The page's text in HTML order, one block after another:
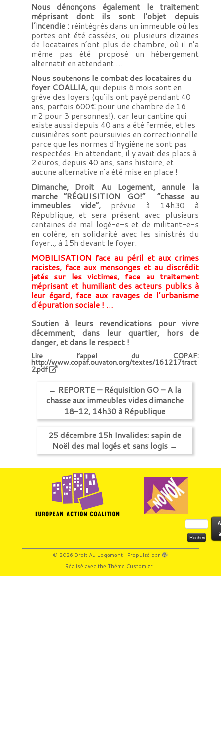
Nous dénonçons également le traitement
méprisant dont ils sont l’objet depuis
l’incendie :réintégrés dans un immeuble où les
portes ont été cassées, ou plusieurs dizaines
de locataires n’ont plus de chambre, où il n’a
même pas été proposé un hébergement
alternatif en attendant …
Nous soutenons le combat des locataires du
foyer COALLIA,qui depuis 6 mois sont en
grève des loyers (qu’ils ont payé pendant 40
ans, parfois 600€ pour une chambre de 16
m2 pour 3 personnes!), car leur cantine qui
existe aussi depuis 40 ans a été fermée, et les
cuisinières sont poursuivies en correctionnelle
parce que les normes d’hygiène ne sont pas
respectées. En attendant, il y avait des plats à
2 euros, depuis 40 ans, sans histoire, et
aucune alternative n’a été mise en place !
Dimanche, Droit Au Logement, annule la
marche “RÉQUISITION GO!” “chasse au
immeubles vide”,prévue à 14h30 à
République, et sera présent avec plusieurs
centaines de mal logé-e-s et de militant-e-s
en colère, en solidarité avec les sinistrés du
foyer.., à 15h devant le foyer.
MOBILISATION face au péril et aux crimes
racistes, face aux mensonges et au discrédit
jetés sur les victimes, face au traitement
méprisant et humiliant des acteurs publics à
leur égard, face aux ravages de l’urbanisme
d’épuration sociale ! …
Soutien à leurs revendications pour vivre
décemment, dans leur quartier, hors de
danger, et dans le respect !
Lire l’appel du COPAF:
http://www.copaf.ouvaton.org/textes/161217tract
2.pdf
← REPORTE — Réquisition GO – A la
chasse aux immeubles vides dimanche
18-12, 14h30 à République
25 décembre 15h Invalides: sapin de
Noël des mal logés et sans logis →
Rechercher :
· © 2026 Droit Au Logement· Propulsé par
·
Réalisé avec theThème Customizr·